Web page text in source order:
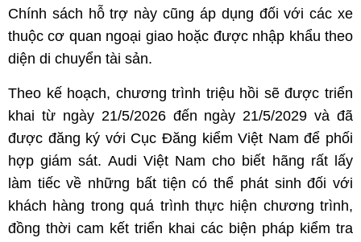
Chính sách hỗ trợ này cũng áp dụng đối với các xe
thuộc cơ quan ngoại giao hoặc được nhập khẩu theo
diện di chuyển tài sản.
Theo kế hoạch, chương trình triệu hồi sẽ được triển
khai từ ngày 21/5/2026 đến ngày 21/5/2029 và đã
được đăng ký với Cục Đăng kiểm Việt Nam để phối
hợp giám sát. Audi Việt Nam cho biết hãng rất lấy
làm tiếc về những bất tiện có thể phát sinh đối với
khách hàng trong quá trình thực hiện chương trình,
đồng thời cam kết triển khai các biện pháp kiểm tra